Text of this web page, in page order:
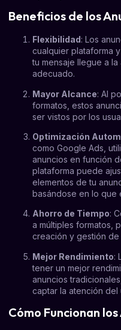
Beneficios de los
Flexibilidad: Los
cualquier plataforma
tu mensaje llegue a
adecuado.
Mayor Alcance: Al
formatos, estos
ser vistos por los
Optimización
como Google Ads,
anuncios en función
plataforma puede
elementos de tu
basándose en lo que
Ahorro de Tiempo:
a múltiples formatos,
creación y gestión de
Mejor Rendimiento:
tener un mejor
anuncios
captar la atención del
Cómo Funcionan